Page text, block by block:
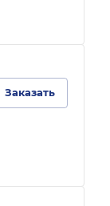
Заказать